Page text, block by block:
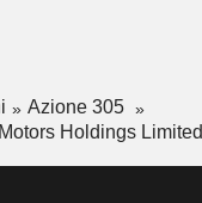
Azione 305
Holdings Limited